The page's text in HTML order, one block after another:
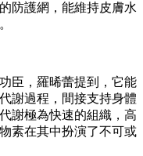
防護網，能維持皮膚水
臣，羅晞蕾提到，它能
謝過程，間接支持身體
謝極為快速的組織，高
素在其中扮演了不可或